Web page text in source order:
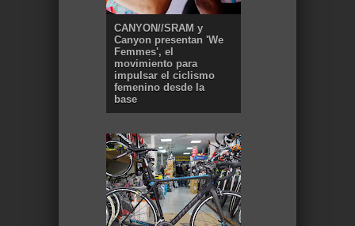
CANYON//SRAM y
Canyon presentan 'We
Femmes', el
movimiento para
impulsar el ciclismo
femenino desde la
base